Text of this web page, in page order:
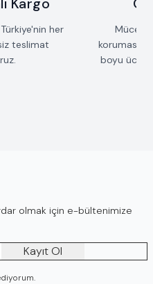
her
teslimat
koruması
boyu
olmak için e-bültenimize
Kayıt Ol